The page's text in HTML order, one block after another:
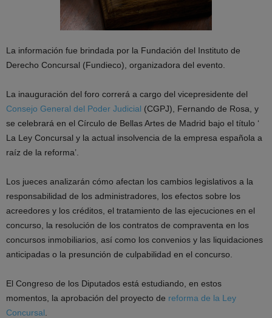
La información fue brindada por la Fundación del Instituto de
Derecho Concursal (Fundieco), organizadora del evento.
La inauguración del foro correrá a cargo del vicepresidente del
Consejo General del Poder Judicial (CGPJ), Fernando de Rosa, y
se celebrará en el Círculo de Bellas Artes de Madrid bajo el título ‘
La Ley Concursal y la actual insolvencia de la empresa española a
raíz de la reforma’.
Los jueces analizarán cómo afectan los cambios legislativos a la
responsabilidad de los administradores, los efectos sobre los
acreedores y los créditos, el tratamiento de las ejecuciones en el
concurso, la resolución de los contratos de compraventa en los
concursos inmobiliarios, así como los convenios y las liquidaciones
anticipadas o la presunción de culpabilidad en el concurso.
El Congreso de los Diputados está estudiando, en estos
momentos, la aprobación del proyecto de reforma de la Ley
Concursal